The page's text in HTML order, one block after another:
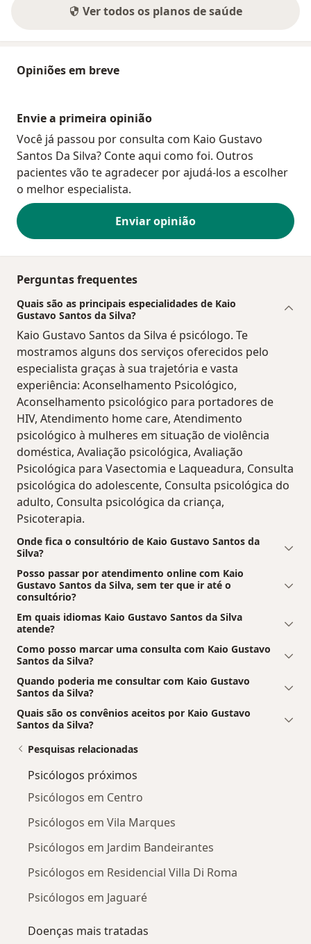
Ver todos os planos de saúde
Opiniões em breve
Envie a primeira opinião
Você já passou por consulta com Kaio Gustavo
Santos Da Silva? Conte aqui como foi. Outros
pacientes vão te agradecer por ajudá-los a escolher
o melhor especialista.
Enviar opinião
Perguntas frequentes
Quais são as principais especialidades de Kaio
Gustavo Santos da Silva?
Kaio Gustavo Santos da Silva é psicólogo. Te
mostramos alguns dos serviços oferecidos pelo
especialista graças à sua trajetória e vasta
experiência: Aconselhamento Psicológico,
Aconselhamento psicológico para portadores de
HIV, Atendimento home care, Atendimento
psicológico à mulheres em situação de violência
doméstica, Avaliação psicológica, Avaliação
Psicológica para Vasectomia e Laqueadura, Consulta
psicológica do adolescente, Consulta psicológica do
adulto, Consulta psicológica da criança,
Psicoterapia.
Onde fica o consultório de Kaio Gustavo Santos da
Silva?
Posso passar por atendimento online com Kaio
Gustavo Santos da Silva, sem ter que ir até o
consultório?
Em quais idiomas Kaio Gustavo Santos da Silva
atende?
Como posso marcar uma consulta com Kaio Gustavo
Santos da Silva?
Quando poderia me consultar com Kaio Gustavo
Santos da Silva?
Quais são os convênios aceitos por Kaio Gustavo
Santos da Silva?
Pesquisas relacionadas
Psicólogos próximos
Psicólogos em Centro
Psicólogos em Vila Marques
Psicólogos em Jardim Bandeirantes
Psicólogos em Residencial Villa Di Roma
Psicólogos em Jaguaré
Doenças mais tratadas